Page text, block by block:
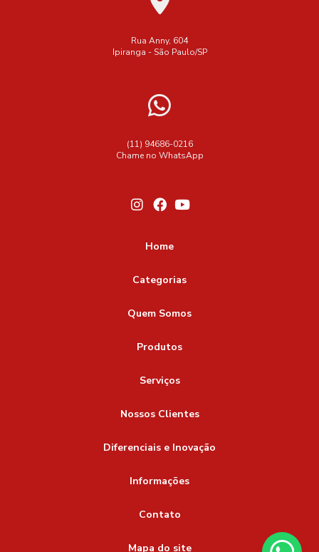
Rua Anny, 604
Ipiranga - São Paulo/SP
(11) 94686-0216
Chame no WhatsApp
Home
Categorias
Quem Somos
Produtos
Serviços
Nossos Clientes
Diferenciais e Inovação
Informações
Contato
Mapa do site